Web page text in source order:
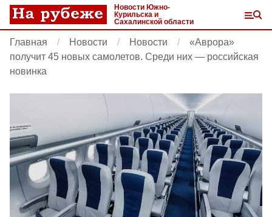
Новости Южно-
Курильска и
Сахалинской области
Главная Новости Новости
«Аврора»
получит 45 новых самолетов. Среди них — российская
новинка